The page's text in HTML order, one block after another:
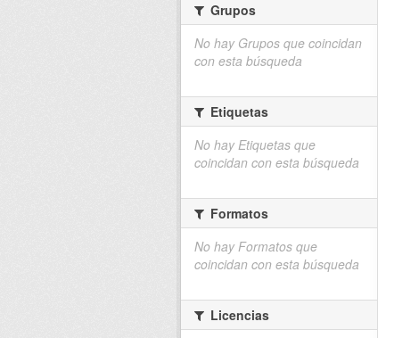
Grupos
No hay Grupos que coincidan
con esta búsqueda
Etiquetas
No hay Etiquetas que
coincidan con esta búsqueda
Formatos
No hay Formatos que
coincidan con esta búsqueda
Licencias